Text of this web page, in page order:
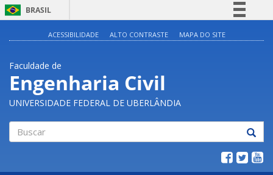
BRASIL
Legislação
Canais
ACESSIBILIDADE ALTO CONTRASTE MAPA DO SITE
Faculdade de
Engenharia Civil
UNIVERSIDADE FEDERAL DE UBERLÂNDIA